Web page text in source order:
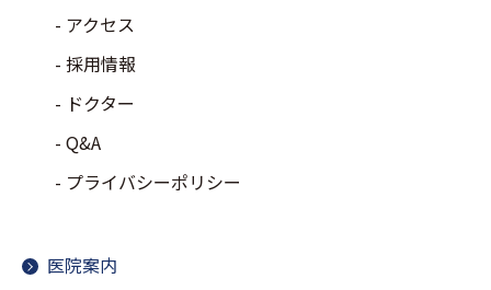
アクセス
採用情報
ドクター
Q&A
プライバシーポリシー
医院案内